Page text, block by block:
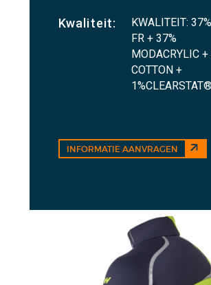
Kwaliteit:
KWALITEIT:
FR + 37%
MODACRYLIC +
COTTON +
1%CLEARSTAT®
INFORMATIE AANVRAGEN